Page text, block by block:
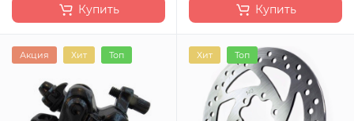
Купить Купить
Акция Хит Топ Хит Топ